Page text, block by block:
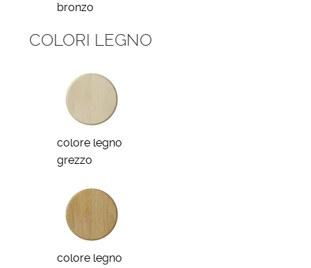
bronzo
COLORI LEGNO
colore legno
grezzo
colore legno